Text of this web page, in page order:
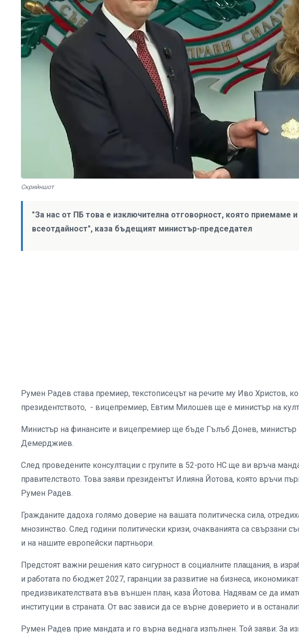
Скрийншот
"За нас от ПБ това е изключителна отговорност, която приемаме
всеотдайност", каза бъдещият министър-председател
Румен Радев става премиер, текстописецът на речите му Иво Христов,
президентството, - вицепремиер, Евтим Милошев ще е министър на
Министър на финансите и вицепремиер ще бъде Гълъб Донев,
Демерджиев.
След проведените консултации с групите в 52-рото НС ще ви връча
правителството. Това заяви президентът Илияна Йотова, която връчи
Румен Радев.
Гражданите дадоха голямо доверие на вашата политическа сила,
мнозинство. След години политически кризи, очакванията са свързани
и на нашите европейски партньори.
Предстоят важни решения като сигурност в социалните плащания, в
и работата по бюджет 2027, гаранции за развитие на бизнеса,
предизвикателствата във външен план, каза Йотова. Надявам се да
институции в страната. От вас зависи да се върне доверието и в
Румен Радев прие мандата и го върна веднага изпълнен. Той заяви: За